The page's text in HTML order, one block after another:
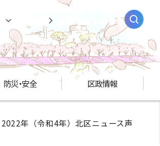
AIチャットボット
防災・安全 区政情報
2022年（令和4年）北区ニュース声